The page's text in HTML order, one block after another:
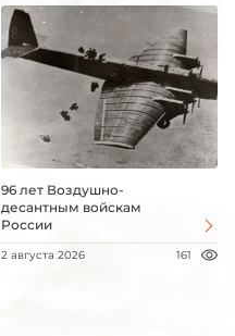
96 лет Воздушно-
десантным войскам
России
2 августа 2026 161